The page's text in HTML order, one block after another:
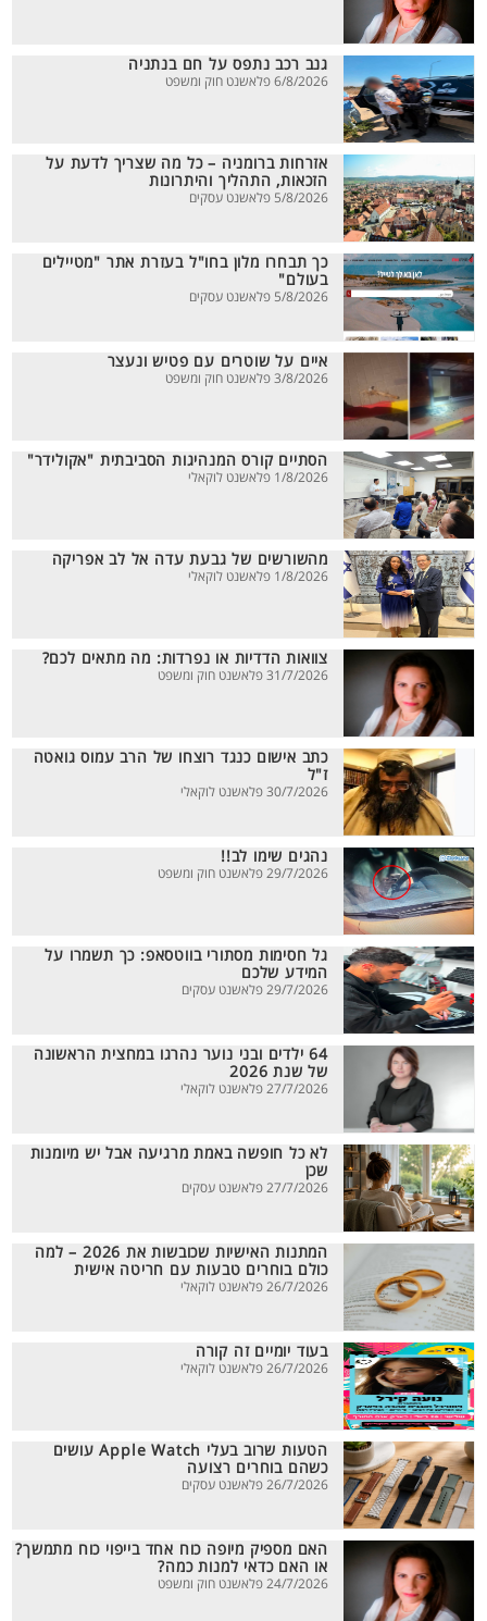
גנב רכב נתפס על חם בנתניה
6/8/2026 פלאשנט חוק ומשפט
אזרחות ברומניה – כל מה שצריך לדעת על
הזכאות, התהליך והיתרונות
5/8/2026 פלאשנט עסקים
כך תבחרו מלון בחו"ל בעזרת אתר "מטיילים
בעולם"
5/8/2026 פלאשנט עסקים
איים על שוטרים עם פטיש ונעצר
3/8/2026 פלאשנט חוק ומשפט
הסתיים קורס המנהיגות הסביבתית "אקולידר"
1/8/2026 פלאשנט לוקאלי
מהשורשים של גבעת עדה אל לב אפריקה
1/8/2026 פלאשנט לוקאלי
צוואות הדדיות או נפרדות: מה מתאים לכם?
31/7/2026 פלאשנט חוק ומשפט
כתב אישום כנגד רוצחו של הרב עמוס גואטה
ז"ל
30/7/2026 פלאשנט לוקאלי
נהגים שימו לב!!
29/7/2026 פלאשנט חוק ומשפט
גל חסימות מסתורי בווטסאפ: כך תשמרו על
המידע שלכם
29/7/2026 פלאשנט עסקים
64 ילדים ובני נוער נהרגו במחצית הראשונה
של שנת 2026
27/7/2026 פלאשנט לוקאלי
לא כל חופשה באמת מרגיעה אבל יש מיומנות
שכן
27/7/2026 פלאשנט עסקים
המתנות האישיות שכובשות את 2026 – למה
כולם בוחרים טבעות עם חריטה אישית
26/7/2026 פלאשנט לוקאלי
בעוד יומיים זה קורה
26/7/2026 פלאשנט לוקאלי
הטעות שרוב בעלי Apple Watch עושים
כשהם בוחרים רצועה
26/7/2026 פלאשנט עסקים
האם מספיק מיופה כוח אחד בייפוי כוח מתמשך?
או האם כדאי למנות כמה?
24/7/2026 פלאשנט חוק ומשפט